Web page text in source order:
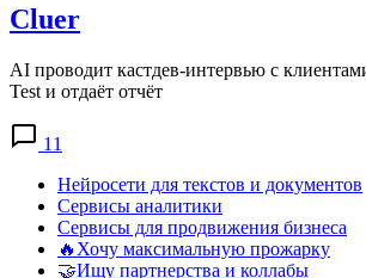
Cluer
AI проводит кастдев-интервью с
Test и отдаёт отчёт
11
Нейросети для текстов и документов
Сервисы аналитики
Сервисы для продвижения бизнеса
🔥Хочу максимальную прожарку
🤝Ищу партнерства и коллабы